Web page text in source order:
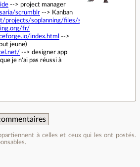
--> project manager
scrumblr --> Kanban
projects/soplanning/files/soplanning/1.50.02/
fr/
index.html -->
jeune)
--> designer app
je n'ai pas réussi à
à celles et ceux qui les ont postés.